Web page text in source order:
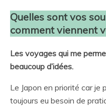
Quelles sont vos
comment viennent
Les voyages qui me
beaucoup d’idées.
Le Japon en priorité car je
toujours eu besoin de